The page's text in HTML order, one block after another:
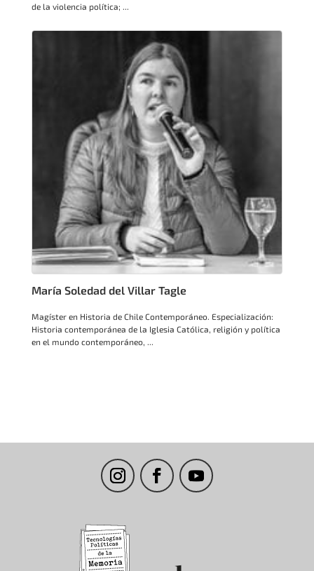
de la violencia política; ...
María Soledad del Villar Tagle
Magíster en Historia de Chile Contemporáneo. Especialización:
Historia contemporánea de la Iglesia Católica, religión y política
en el mundo contemporáneo, ...